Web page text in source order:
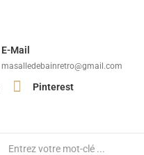
E-Mail
masalledebainretro@gmail.com
Pinterest